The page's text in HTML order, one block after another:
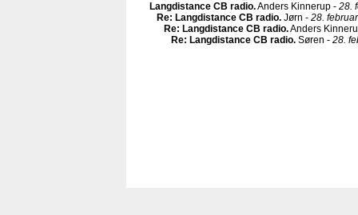
Langdistance CB radio.Anders Kinnerup - 28.
Re: Langdistance CB radio. Jørn - 28.
Re: Langdistance CB radio.Anders
Re: Langdistance CB radio. Søren - 28.